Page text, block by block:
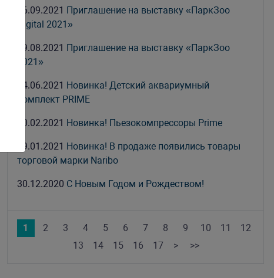
16.09.2021 Приглашение на выставку «ПаркЗоо
Digital 2021»
19.08.2021 Приглашение на выставку «ПаркЗоо
2021»
24.06.2021 Новинка! Детский аквариумный
комплект PRIME
20.02.2021 Новинка! Пьезокомпрессоры Prime
19.01.2021 Новинка! В продаже появились товары
торговой марки Naribo
30.12.2020 С Новым Годом и Рождеством!
1 2 3 4 5 6 7 8 9 10 11
12
13
14 15 16 17 > >>